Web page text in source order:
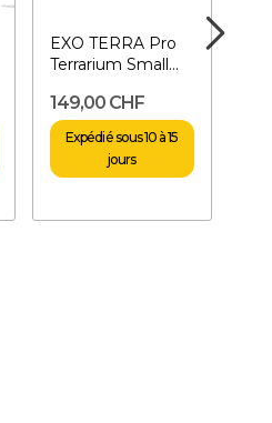
EXO TERRA Pro
Terrarium Small
cm
149,00 CHF
Expédié sous 10 à 15
jours